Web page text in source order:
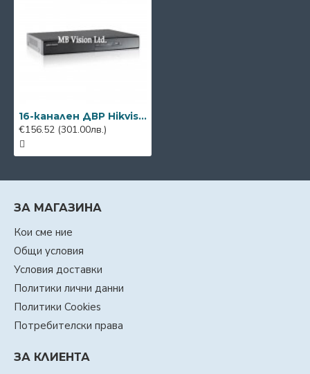
16-канален ДВР Hikvision DS-7216HGHI-K1(S)
€156.52 (301.00лв.)
ЗА МАГАЗИНА
Кои сме ние
Общи условия
Условия доставки
Политики лични данни
Политики Cookies
Потребителски права
ЗА КЛИЕНТА